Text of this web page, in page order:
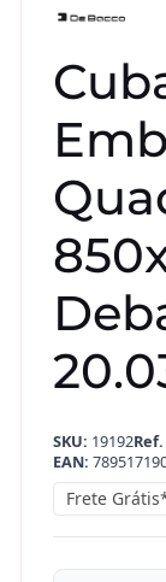
SKU: 19192
EAN:
Frete